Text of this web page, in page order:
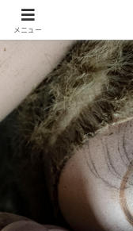
メニュー